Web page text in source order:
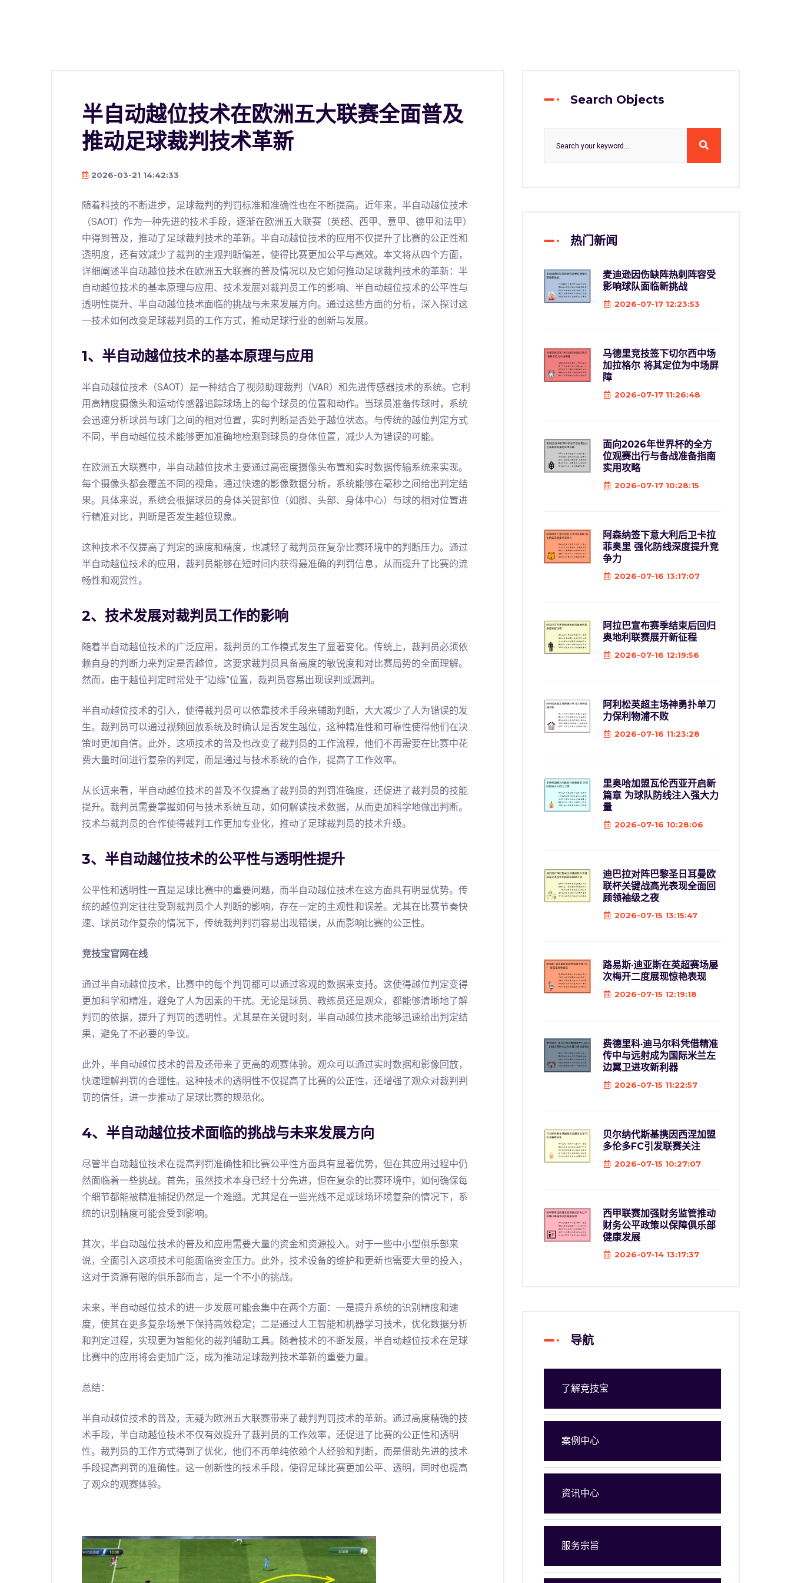
半自动越位技术在欧洲五大联赛全面普及
推动足球裁判技术革新
2026-03-21 14:42:33
随着科技的不断进步，足球裁判的判罚标准和准确性也在不断提高。近年来，半自动越位技术
（SAOT）作为一种先进的技术手段，逐渐在欧洲五大联赛（英超、西甲、意甲、德甲和法甲）
中得到普及，推动了足球裁判技术的革新。半自动越位技术的应用不仅提升了比赛的公正性和
透明度，还有效减少了裁判的主观判断偏差，使得比赛更加公平与高效。本文将从四个方面，
详细阐述半自动越位技术在欧洲五大联赛的普及情况以及它如何推动足球裁判技术的革新：半
自动越位技术的基本原理与应用、技术发展对裁判员工作的影响、半自动越位技术的公平性与
透明性提升、半自动越位技术面临的挑战与未来发展方向。通过这些方面的分析，深入探讨这
一技术如何改变足球裁判员的工作方式，推动足球行业的创新与发展。
1、半自动越位技术的基本原理与应用
半自动越位技术（SAOT）是一种结合了视频助理裁判（VAR）和先进传感器技术的系统。它利
用高精度摄像头和运动传感器追踪球场上的每个球员的位置和动作。当球员准备传球时，系统
会迅速分析球员与球门之间的相对位置，实时判断是否处于越位状态。与传统的越位判定方式
不同，半自动越位技术能够更加准确地检测到球员的身体位置，减少人为错误的可能。
在欧洲五大联赛中，半自动越位技术主要通过高密度摄像头布置和实时数据传输系统来实现。
每个摄像头都会覆盖不同的视角，通过快速的影像数据分析，系统能够在毫秒之间给出判定结
果。具体来说，系统会根据球员的身体关键部位（如脚、头部、身体中心）与球的相对位置进
行精准对比，判断是否发生越位现象。
这种技术不仅提高了判定的速度和精度，也减轻了裁判员在复杂比赛环境中的判断压力。通过
半自动越位技术的应用，裁判员能够在短时间内获得最准确的判罚信息，从而提升了比赛的流
畅性和观赏性。
2、技术发展对裁判员工作的影响
随着半自动越位技术的广泛应用，裁判员的工作模式发生了显著变化。传统上，裁判员必须依
赖自身的判断力来判定是否越位，这要求裁判员具备高度的敏锐度和对比赛局势的全面理解。
然而，由于越位判定时常处于“边缘”位置，裁判员容易出现误判或漏判。
半自动越位技术的引入，使得裁判员可以依靠技术手段来辅助判断，大大减少了人为错误的发
生。裁判员可以通过视频回放系统及时确认是否发生越位，这种精准性和可靠性使得他们在决
策时更加自信。此外，这项技术的普及也改变了裁判员的工作流程，他们不再需要在比赛中花
费大量时间进行复杂的判定，而是通过与技术系统的合作，提高了工作效率。
从长远来看，半自动越位技术的普及不仅提高了裁判员的判罚准确度，还促进了裁判员的技能
提升。裁判员需要掌握如何与技术系统互动，如何解读技术数据，从而更加科学地做出判断。
技术与裁判员的合作使得裁判工作更加专业化，推动了足球裁判员的技术升级。
3、半自动越位技术的公平性与透明性提升
公平性和透明性一直是足球比赛中的重要问题，而半自动越位技术在这方面具有明显优势。传
统的越位判定往往受到裁判员个人判断的影响，存在一定的主观性和误差。尤其在比赛节奏快
速、球员动作复杂的情况下，传统裁判判罚容易出现错误，从而影响比赛的公正性。
竞技宝官网在线
通过半自动越位技术，比赛中的每个判罚都可以通过客观的数据来支持。这使得越位判定变得
更加科学和精准，避免了人为因素的干扰。无论是球员、教练员还是观众，都能够清晰地了解
判罚的依据，提升了判罚的透明性。尤其是在关键时刻，半自动越位技术能够迅速给出判定结
果，避免了不必要的争议。
此外，半自动越位技术的普及还带来了更高的观赛体验。观众可以通过实时数据和影像回放，
快速理解判罚的合理性。这种技术的透明性不仅提高了比赛的公正性，还增强了观众对裁判判
罚的信任，进一步推动了足球比赛的规范化。
4、半自动越位技术面临的挑战与未来发展方向
尽管半自动越位技术在提高判罚准确性和比赛公平性方面具有显著优势，但在其应用过程中仍
然面临着一些挑战。首先，虽然技术本身已经十分先进，但在复杂的比赛环境中，如何确保每
个细节都能被精准捕捉仍然是一个难题。尤其是在一些光线不足或球场环境复杂的情况下，系
统的识别精度可能会受到影响。
其次，半自动越位技术的普及和应用需要大量的资金和资源投入。对于一些中小型俱乐部来
说，全面引入这项技术可能面临资金压力。此外，技术设备的维护和更新也需要大量的投入，
这对于资源有限的俱乐部而言，是一个不小的挑战。
未来，半自动越位技术的进一步发展可能会集中在两个方面：一是提升系统的识别精度和速
度，使其在更多复杂场景下保持高效稳定；二是通过人工智能和机器学习技术，优化数据分析
和判定过程，实现更为智能化的裁判辅助工具。随着技术的不断发展，半自动越位技术在足球
比赛中的应用将会更加广泛，成为推动足球裁判技术革新的重要力量。
总结：
半自动越位技术的普及，无疑为欧洲五大联赛带来了裁判判罚技术的革新。通过高度精确的技
术手段，半自动越位技术不仅有效提升了裁判员的工作效率，还促进了比赛的公正性和透明
性。裁判员的工作方式得到了优化，他们不再单纯依赖个人经验和判断，而是借助先进的技术
手段提高判罚的准确性。这一创新性的技术手段，使得足球比赛更加公平、透明，同时也提高
了观众的观赛体验。
Search Objects
热门新闻
麦迪逊因伤缺阵热刺阵容受
影响球队面临新挑战
2026-07-17 12:23:53
马德里竞技签下切尔西中场
加拉格尔 将其定位为中场屏
障
2026-07-17 11:26:48
面向2026年世界杯的全方
位观赛出行与备战准备指南
实用攻略
2026-07-17 10:28:15
阿森纳签下意大利后卫卡拉
菲奥里 强化防线深度提升竞
争力
2026-07-16 13:17:07
阿拉巴宣布赛季结束后回归
奥地利联赛展开新征程
2026-07-16 12:19:56
阿利松英超主场神勇扑单刀
力保利物浦不败
2026-07-16 11:23:28
里奥哈加盟瓦伦西亚开启新
篇章 为球队防线注入强大力
量
2026-07-16 10:28:06
迪巴拉对阵巴黎圣日耳曼欧
联杯关键战高光表现全面回
顾领袖级之夜
2026-07-15 13:15:47
路易斯·迪亚斯在英超赛场屡
次梅开二度展现惊艳表现
2026-07-15 12:19:18
费德里科·迪马尔科凭借精准
传中与远射成为国际米兰左
边翼卫进攻新利器
2026-07-15 11:22:57
贝尔纳代斯基携因西涅加盟
多伦多FC引发联赛关注
2026-07-15 10:27:07
西甲联赛加强财务监管推动
财务公平政策以保障俱乐部
健康发展
2026-07-14 13:17:37
导航
了解竞技宝
案例中心
资讯中心
服务宗旨